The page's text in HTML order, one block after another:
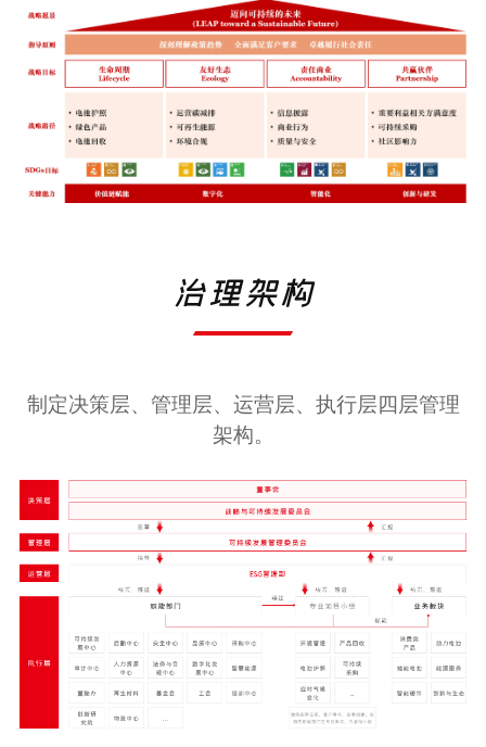
治理架构
制定决策层、管理层、运营层、执行层四层管理
架构。